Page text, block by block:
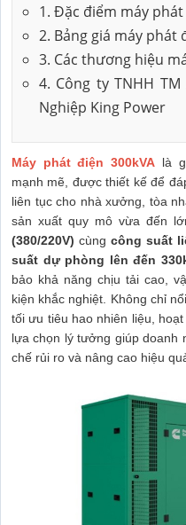
1. Đặc điểm máy
2. Bảng giá máy phát
3. Các thương hiệu
4. Công ty TNHH
Nghiệp King Power
Máy phát điện 300kVA là
mạnh mẽ, được thiết kế để
liên tục cho nhà xưởng, tòa
sản xuất quy mô vừa đến
(380/220V) cùngcông suất
suất dự phòng lên đến
bảo khả năng chịu tải cao,
kiện khắc nghiệt. Không chỉ
tối ưu tiêu hao nhiên liệu,
lựa chọn lý tưởng giúp doanh
chế rủi ro và nâng cao hiệu